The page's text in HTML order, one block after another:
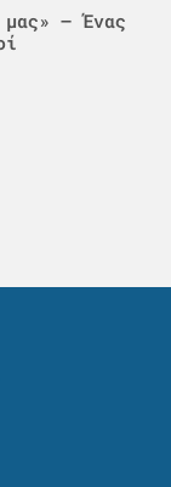
μας» – Ένας